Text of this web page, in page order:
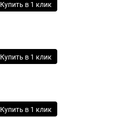
Купить в 1 клик
Купить в 1 клик
Купить в 1 клик